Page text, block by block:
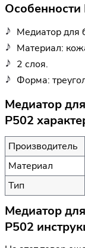
Медиатор для
Материал:
2 слоя.
Форма:
Медиатор
P502
Производитель
Материал
Тип
Медиатор
P502